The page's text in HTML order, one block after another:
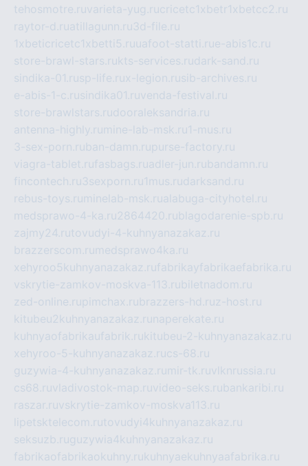
tehosmotre.ruvarieta-yug.rucricetc1xbetr1xbetcc2.ru
raytor-d.ruatillagunn.ru3d-file.ru
1xbeticricetc1xbetti5.ruuafoot-statti.rue-abis1c.ru
store-brawl-stars.rukts-services.rudark-sand.ru
sindika-01.rusp-life.rux-legion.rusib-archives.ru
e-abis-1-c.rusindika01.ruvenda-festival.ru
store-brawlstars.rudooraleksandria.ru
antenna-highly.ru mine-lab-msk.ru1-mus.ru
3-sex-porn.ruban-damn.rupurse-factory.ru
viagra-tablet.rufasbags.ruadler-jun.rubandamn.ru
fincontech.ru3sexporn.ru1mus.rudarksand.ru
rebus-toys.ru minelab-msk.rualabuga-cityhotel.ru
medsprawo-4-ka.ru2864420.rublagodarenie-spb.ru
zajmy24.rutovudyi-4-kuhnyanazakaz.ru
brazzerscom.ru medsprawo4ka.ru
xehyroo5kuhnyanazakaz.rufabrikayfabrikaefabrika.ru
vskrytie-zamkov-moskva-113.rubiletnadom.ru
zed-online.rupimchax.rubrazzers-hd.ruz-host.ru
kitubeu2kuhnyanazakaz.ru naperekate.ru
kuhnyaofabrikaufabrik.rukitubeu-2-kuhnyanazakaz.ru
xehyroo-5-kuhnyanazakaz.rucs-68.ru
guzywia-4-kuhnyanazakaz.ru mir-tk.ruvlknrussia.ru
cs68.ruvladivostok-map.ruvideo-seks.rubankaribi.ru
raszar.ruvskrytie-zamkov-moskva113.ru
lipetsktelecom.rutovudyi4kuhnyanazakaz.ru
seksuzb.ruguzywia4kuhnyanazakaz.ru
fabrikaofabrikaokuhny.rukuhnyaekuhnyaafabrika.ru